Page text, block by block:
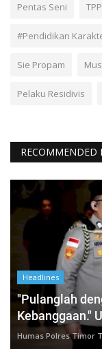
Pentas Seni
#Pendidikan
Sie Propam
Pelaku Residivis
RECOMMENDED
Headlines
"Pulanglah
Kebanggaan."
Humas Polres Timor